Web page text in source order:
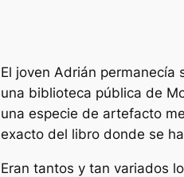
El joven Adrián
una biblioteca pública de
una especie de artefacto
exacto del libro donde se
Eran tantos y tan variados